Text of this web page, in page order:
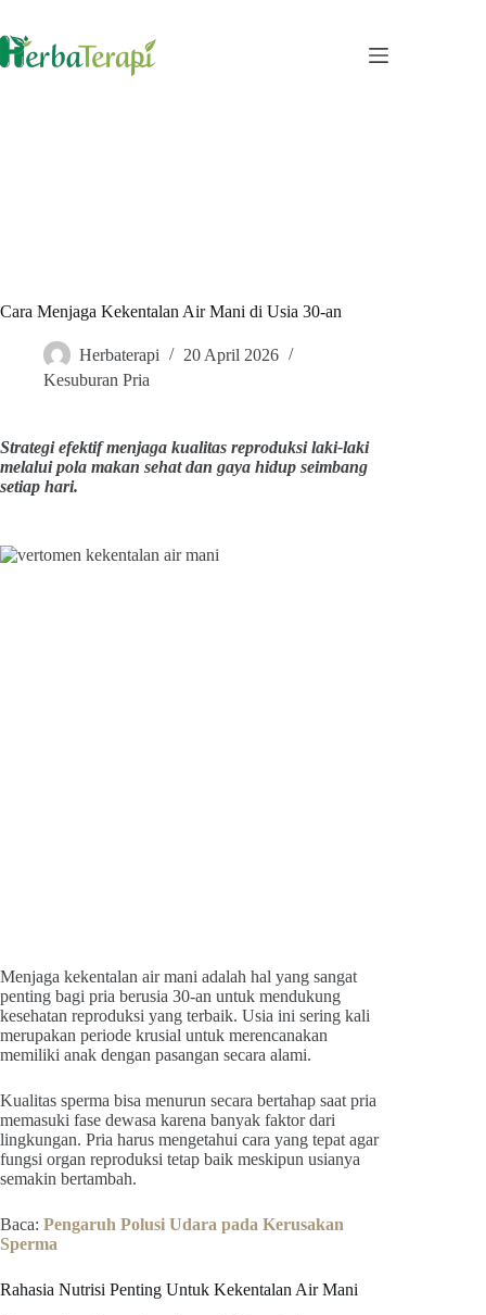
content
Cara Menjaga Kekentalan Air Mani di Usia 30-an
Herbaterapi
20 April 2026
Kesuburan Pria
Strategi efektif menjaga kualitas reproduksi laki-laki
melalui pola makan sehat dan gaya hidup seimbang
setiap hari.
Menjaga kekentalan air mani adalah hal yang sangat
penting bagi pria berusia 30-an untuk mendukung
kesehatan reproduksi yang terbaik. Usia ini sering kali
merupakan periode krusial untuk merencanakan
memiliki anak dengan pasangan secara alami.
Kualitas sperma bisa menurun secara bertahap saat pria
memasuki fase dewasa karena banyak faktor dari
lingkungan. Pria harus mengetahui cara yang tepat agar
fungsi organ reproduksi tetap baik meskipun usianya
semakin bertambah.
Baca: Pengaruh Polusi Udara pada Kerusakan
Sperma
Rahasia Nutrisi Penting Untuk Kekentalan Air Mani